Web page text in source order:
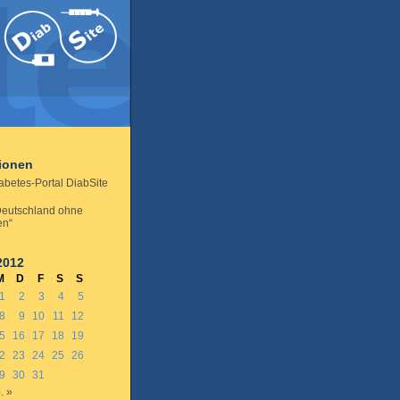
Portal DiabSite
ohne
D F S
S
1
2 3 4
5
8 9 10 11
12
16 17 18
19
23 24 25
26
30 31
»